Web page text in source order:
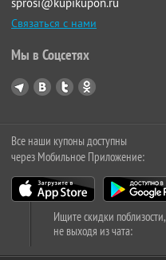
Связаться с нами
Мы в Соцсетях
Все наши купоны доступны
через Мобильное Приложение:
Ищите скидки поблизости,
не выходя из чата: